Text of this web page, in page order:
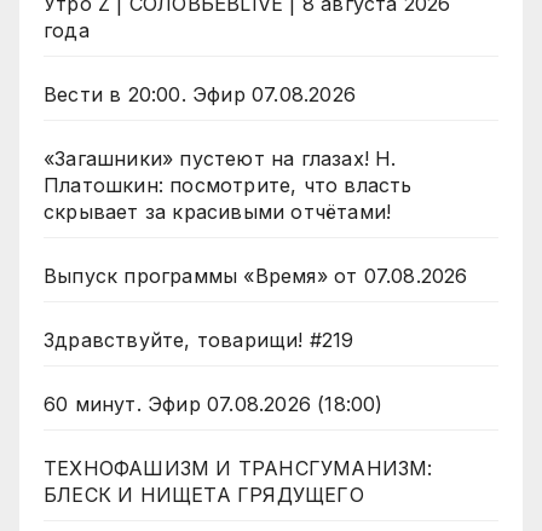
года
Вести в 20:00. Эфир 07.08.2026
«Загашники» пустеют на глазах! Н.
Платошкин: посмотрите, что власть
скрывает за красивыми отчётами!
Выпуск программы «Время» от 07.08.2026
Здравствуйте, товарищи! #219
60 минут. Эфир 07.08.2026 (18:00)
ТЕХНОФАШИЗМ И ТРАНСГУМАНИЗМ:
БЛЕСК И НИЩЕТА ГРЯДУЩЕГО